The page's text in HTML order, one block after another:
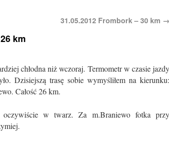
31.05.2012 Frombork – 30 km →
km
chłodna niż wczoraj. Termometr w czasie jazdy
Dzisiejszą trasę sobie wymyśliłem na kierunku:
Całość 26 km.
w twarz. Za m.Braniewo fotka przy